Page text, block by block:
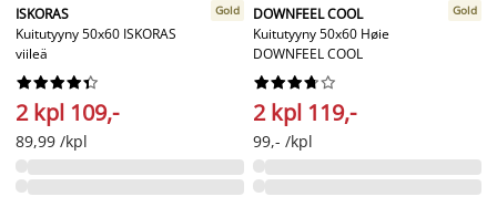
ISKORAS
Kuitutyyny 50x60 ISKORAS
viileä
Gold






2 kpl 109,-
89,99 /kpl
DOWNFEEL COOL
Kuitutyyny 50x60 Høie
DOWNFEEL COOL
Gold






2 kpl 119,-
99,- /kpl